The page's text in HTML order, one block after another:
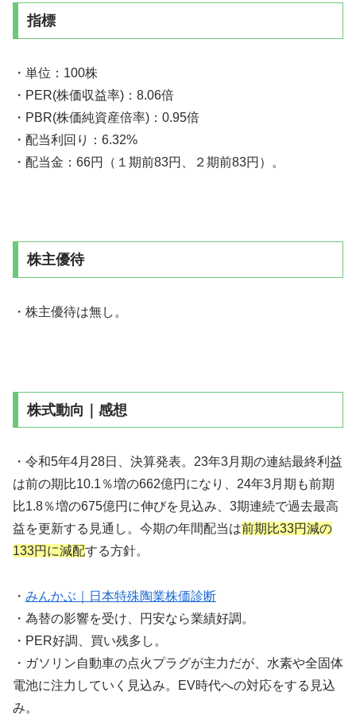
指標
・単位：100株
・PER(株価収益率)：8.06倍
・PBR(株価純資産倍率)：0.95倍
・配当利回り：6.32%
・配当金：66円（１期前83円、２期前83円）。
株主優待
・株主優待は無し。
株式動向｜感想
・令和5年4月28日、決算発表。23年3月期の連結最終利益
は前の期比10.1％増の662億円になり、24年3月期も前期
比1.8％増の675億円に伸びを見込み、3期連続で過去最高
益を更新する見通し。今期の年間配当は前期比33円減の
133円に減配する方針。
・ みんかぶ｜日本特殊陶業株価診断
・為替の影響を受け、円安なら業績好調。
・PER好調、買い残多し。
・ガソリン自動車の点火プラグが主力だが、水素や全固体
電池に注力していく見込み。EV時代への対応をする見込
み。